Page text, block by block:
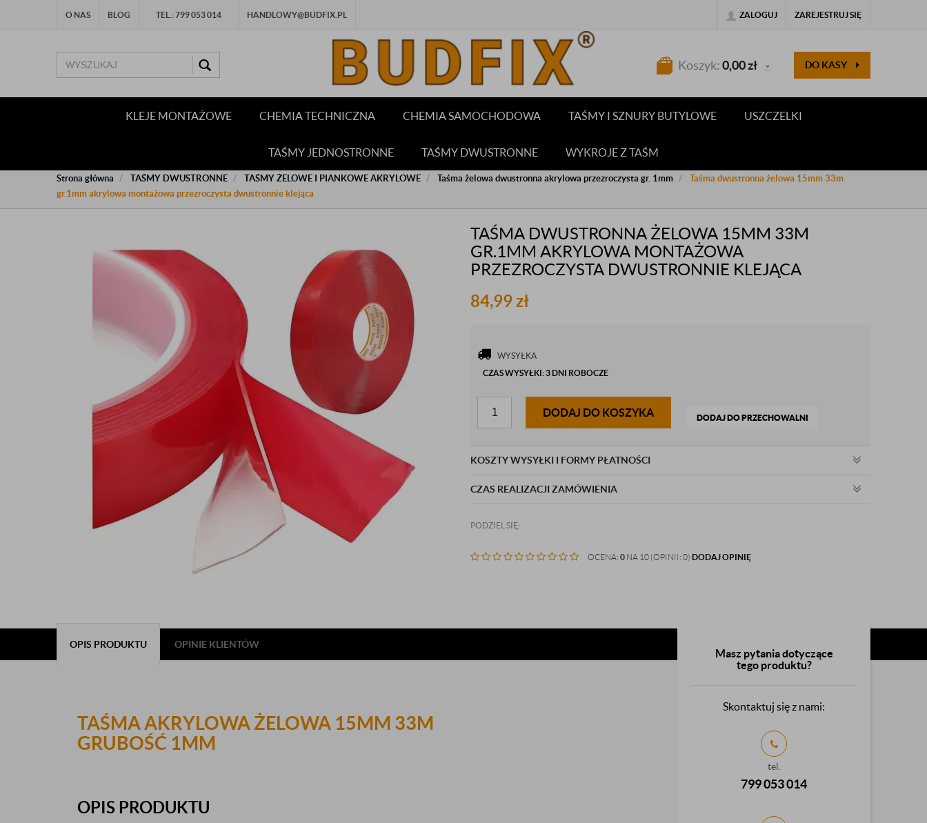
O NAS BLOG TEL.: 799 053 014 HANDLOWY@BUDFIX.PL ZALOGUJ ZAREJESTRUJ SIĘ
Koszyk: 0,00zł DO KASY
KLEJE MONTAŻOWE CHEMIA TECHNICZNA CHEMIA SAMOCHODOWA TAŚMY I SZNURY BUTYLOWE USZCZELKI
TAŚMY JEDNOSTRONNE TAŚMY DWUSTRONNE WYKROJE Z TAŚM
Strona główna TAŚMY DWUSTRONNE TAŚMY ŻELOWE I PIANKOWE AKRYLOWE Taśma żelowa dwustronna akrylowa przezroczysta gr. 1mm
Taśma dwustronna żelowa 15mm 33m
gr.1mm akrylowa montażowa przezroczysta dwustronnie klejąca
TAŚMA DWUSTRONNA ŻELOWA 15MM 33M
GR.1MM AKRYLOWA MONTAŻOWA
PRZEZROCZYSTA DWUSTRONNIE KLEJĄCA
84,99zł
WYSYŁKA
CZAS WYSYŁKI: 3 DNI ROBOCZE
DODAJ DO KOSZYKA DODAJ DO PRZECHOWALNI
KOSZTY WYSYŁKI I FORMY PŁATNOŚCI
CZAS REALIZACJI ZAMÓWIENIA
PODZIEL SIĘ:
OCENA: 0 NA 10 (OPINII: 0) DODAJ OPINIĘ
OPIS PRODUKTU OPINIE KLIENTÓW
TAŚMA AKRYLOWA ŻELOWA 15MM 33M
GRUBOŚĆ 1MM
OPIS PRODUKTU
Masz pytania dotyczące
tego produktu?
Skontaktuj się z nami:
tel.
799 053 014